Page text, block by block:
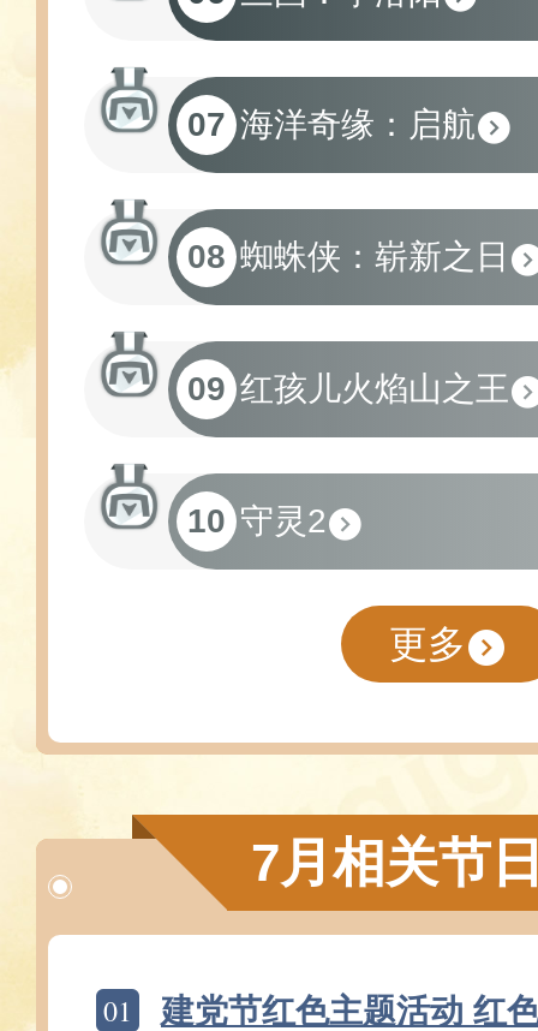
07 海洋奇缘：启航
08 蜘蛛侠：崭新之日
09 红孩儿火焰山之王
10 守灵2
更多
7月相关节
01
建党节红色主题活动 红